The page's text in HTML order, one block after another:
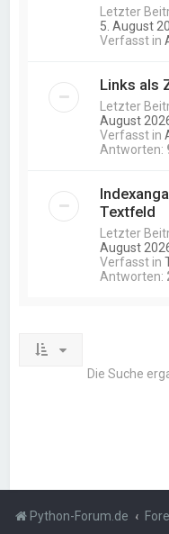
Letzter
5. August
Verfasst in
Links als
Letzter
August
Verfasst in
Antworten:
Textfeld
Letzter
August
Verfasst in
Antworten:
Die Suche
Python-Forum.de